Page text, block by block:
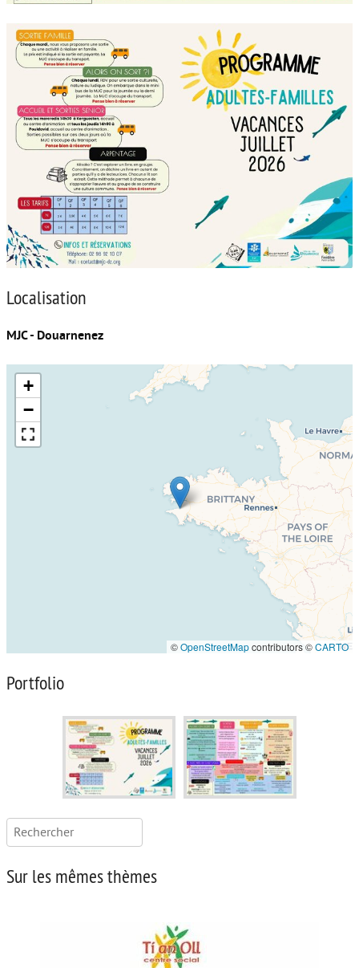
Localisation
MJC - Douarnenez
+
−
©OpenStreetMapcontributors ©CARTO
Portfolio
Rechercher :
Sur les mêmes thèmes